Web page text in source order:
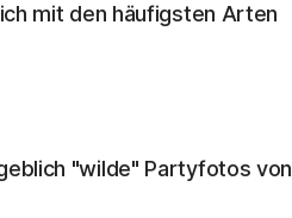
mit den häufigsten Arten
"wilde" Partyfotos von